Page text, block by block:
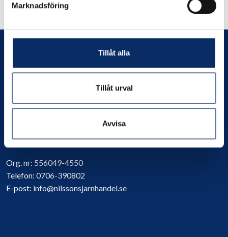
Marknadsföring
Tillåt alla
Tillåt urval
Avvisa
Andra har även tittat på
Kontakta oss
Org. nr: 556049-4550
Telefon: 0706-390802
E-post: info@nilssonsjarnhandel.se